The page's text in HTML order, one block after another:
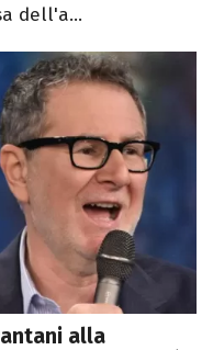
dell'a...
alla